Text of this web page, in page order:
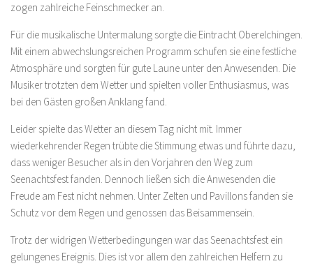
zogen zahlreiche Feinschmecker an.
Für die musikalische Untermalung sorgte die Eintracht Oberelchingen.
Mit einem abwechslungsreichen Programm schufen sie eine festliche
Atmosphäre und sorgten für gute Laune unter den Anwesenden. Die
Musiker trotzten dem Wetter und spielten voller Enthusiasmus, was
bei den Gästen großen Anklang fand.
Leider spielte das Wetter an diesem Tag nicht mit. Immer
wiederkehrender Regen trübte die Stimmung etwas und führte dazu,
dass weniger Besucher als in den Vorjahren den Weg zum
Seenachtsfest fanden. Dennoch ließen sich die Anwesenden die
Freude am Fest nicht nehmen. Unter Zelten und Pavillons fanden sie
Schutz vor dem Regen und genossen das Beisammensein.
Trotz der widrigen Wetterbedingungen war das Seenachtsfest ein
gelungenes Ereignis. Dies ist vor allem den zahlreichen Helfern zu